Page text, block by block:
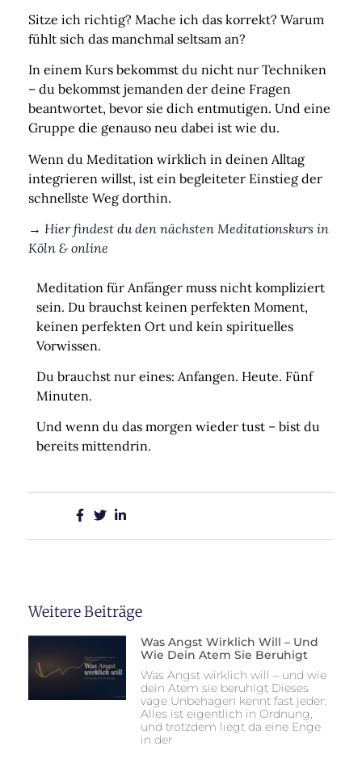
Sitze ich richtig? Mache ich das korrekt? Warum
fühlt sich das manchmal seltsam an?
In einem Kurs bekommst du nicht nur Techniken
– du bekommst jemanden der deine Fragen
beantwortet, bevor sie dich entmutigen. Und eine
Gruppe die genauso neu dabei ist wie du.
Wenn du Meditation wirklich in deinen Alltag
integrieren willst, ist ein begleiteter Einstieg der
schnellste Weg dorthin.
→ Hier findest du den nächsten Meditationskurs in
Köln & online
Meditation für Anfänger muss nicht kompliziert
sein. Du brauchst keinen perfekten Moment,
keinen perfekten Ort und kein spirituelles
Vorwissen.
Du brauchst nur eines: Anfangen. Heute. Fünf
Minuten.
Und wenn du das morgen wieder tust – bist du
bereits mittendrin.
Weitere Beiträge
Was Angst Wirklich Will – Und
Wie Dein Atem Sie Beruhigt
Was Angst wirklich will – und wie
dein Atem sie beruhigt Dieses
vage Unbehagen kennt fast jeder:
Alles ist eigentlich in Ordnung,
und trotzdem liegt da eine Enge
in der